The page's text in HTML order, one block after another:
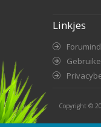
Linkjes
Copyright ©